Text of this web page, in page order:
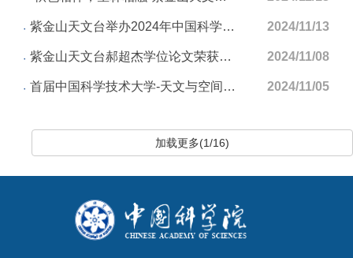
紫金山天文台举办2024年中国科学院科学节活动 2024/11/13
紫金山天文台郝超杰学位论文荣获2024年度中国科学院优秀博士学位论文 2024/11/08
首届中国科学技术大学-天文与空间科学学院“瀚海新星”研究生学术论坛成功召开 2024/11/05
加载更多(1/16)